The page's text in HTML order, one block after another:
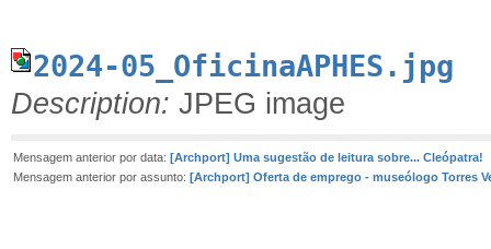
2024-05_OficinaAPHES.jpg
Description: JPEG image
Mensagem anterior por data: [Archport] Uma sugestão de leitura sobre... Cleópatra!
Mensagem anterior por assunto: [Archport] Oferta de emprego - museólogo Torres